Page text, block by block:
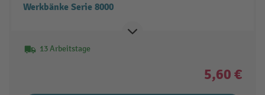
Werkbänke Serie 8000
13 Arbeitstage
5,60 €